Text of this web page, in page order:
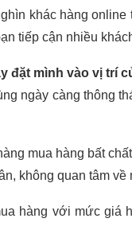
khác hàng
tiếp cận nhiều
đặt mình vào vị trí
ngày càng thông
mua hàng bất
không quan tâm về
hàng với mức giá